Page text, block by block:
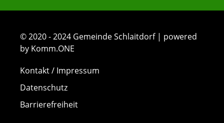
© 2020 - 2024 Gemeinde Schlaitdorf | powered
by Komm.ONE
Kontakt / Impressum
Datenschutz
Barrierefreiheit